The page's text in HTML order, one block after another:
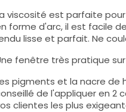
viscosité est parfaite
forme d'arc, il est facile
lisse et parfait. Ne
fenêtre très pratique
pigments et la nacre de
de l'appliquer en 2
clientes les plus